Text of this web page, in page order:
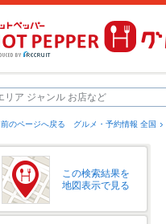
前のページへ戻る グルメ・予約情報 全国
この検索結果を
地図表示で見る